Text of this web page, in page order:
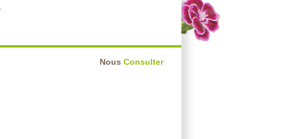
Nous Consulter